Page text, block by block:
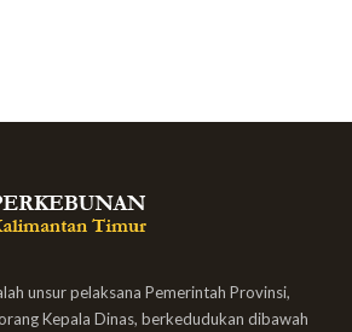
unsur pelaksana Pemerintah Provinsi,
Kepala Dinas, berkedudukan dibawah